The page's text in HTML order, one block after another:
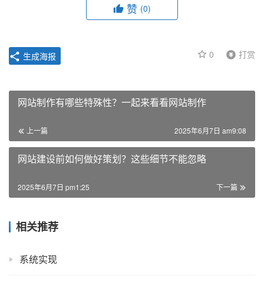
赞 (0)
0 打赏
生成海报
网站制作有哪些特殊性？一起来看看网站制作
上一篇 2025年6月7日 am9:08
网站建设前如何做好策划？这些细节不能忽略
下一篇
2025年6月7日 pm1:25
相关推荐
系统实现